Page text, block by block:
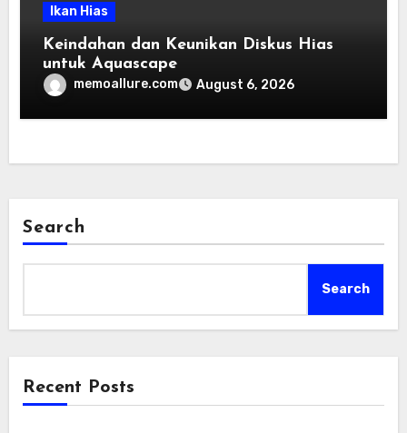
Ikan Hias
Keindahan dan Keunikan Diskus Hias
untuk Aquascape
memoallure.com August 6, 2026
Search
Search
Recent Posts